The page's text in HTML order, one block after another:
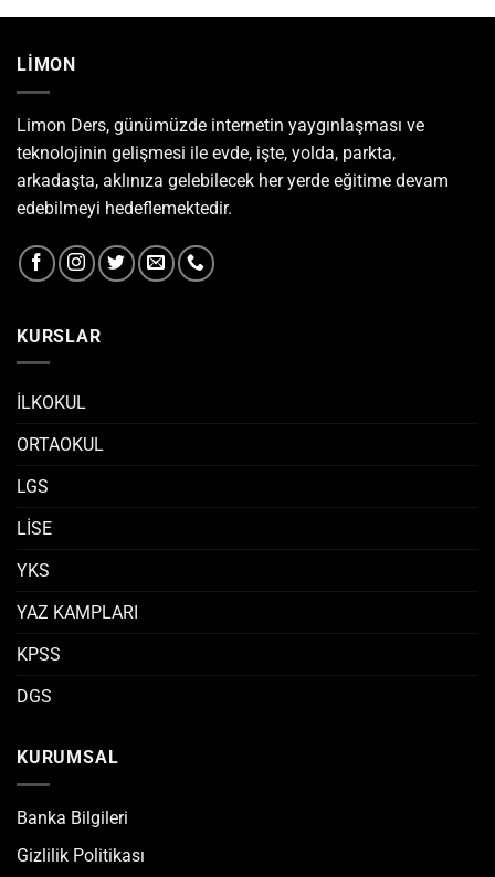
LİMON
Limon Ders, günümüzde internetin yaygınlaşması ve
teknolojinin gelişmesi ile evde, işte, yolda, parkta,
arkadaşta, aklınıza gelebilecek her yerde eğitime devam
edebilmeyi hedeflemektedir.
KURSLAR
İLKOKUL
ORTAOKUL
LGS
LİSE
YKS
YAZ KAMPLARI
KPSS
DGS
KURUMSAL
Banka Bilgileri
Gizlilik Politikası